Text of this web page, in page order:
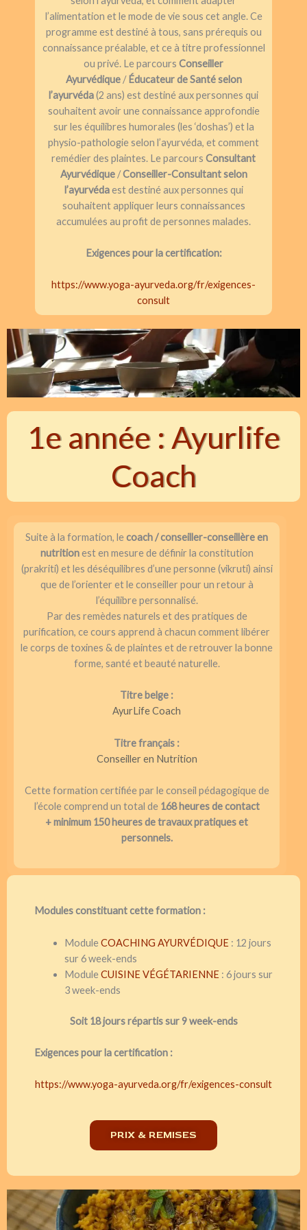
l’alimentation et le mode de vie sous cet angle. Ce
programme est destiné à tous, sans prérequis ou
connaissance préalable, et ce à titre professionnel
ou privé. Le parcours Conseiller
Ayurvédique/ Éducateur de Santé selon
l’ayurvéda(2 ans) est destiné aux personnes qui
souhaitent avoir une connaissance approfondie
sur les équilibres humorales (les ‘doshas’) et la
physio-pathologie selon l’ayurvéda, et comment
remédier des plaintes. Le parcours Consultant
Ayurvédique/Conseiller-Consultant selon
l’ayurvédaest destiné aux personnes qui
souhaitent appliquer leurs connaissances
accumulées au profit de personnes malades.
Exigences pour la certification:
https://www.yoga-ayurveda.org/fr/exigences-
consult
1e année : Ayurlife
Coach
Suite à la formation, lecoach / conseiller-conseillère en
nutritionest en mesure de définir la constitution
(prakriti) et les déséquilibres d’une personne (vikruti) ainsi
que de l’orienter et le conseiller pour un retour à
l’équilibre personnalisé.
Par des remèdes naturels et des pratiques de
purification, ce cours apprend à chacun comment libérer
le corps de toxines & de plaintes et de retrouver la bonne
forme, santé et beauté naturelle.
Titre belge :
AyurLife Coach
Titre français :
Conseiller en Nutrition
Cette formation certifiée par le conseil pédagogique de
l’école comprend un total de 168 heures de contact
+ minimum 150 heures de travaux pratiques et
personnels.
Modules constituant cette formation :
ModuleCOACHING AYURVÉDIQUE : 12 jours
sur 6 week-ends
ModuleCUISINE VÉGÉTARIENNE : 6 jours sur
3 week-ends
Soit 18 jours répartis sur 9 week-ends
Exigences pour la certification :
https://www.yoga-ayurveda.org/fr/exigences-consult
PRIX & REMISES